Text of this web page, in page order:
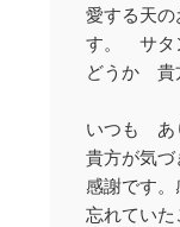
愛する天
す。 サタ
どうか 貴
いつも あ
貴方が気づ
感謝です。
忘れてい